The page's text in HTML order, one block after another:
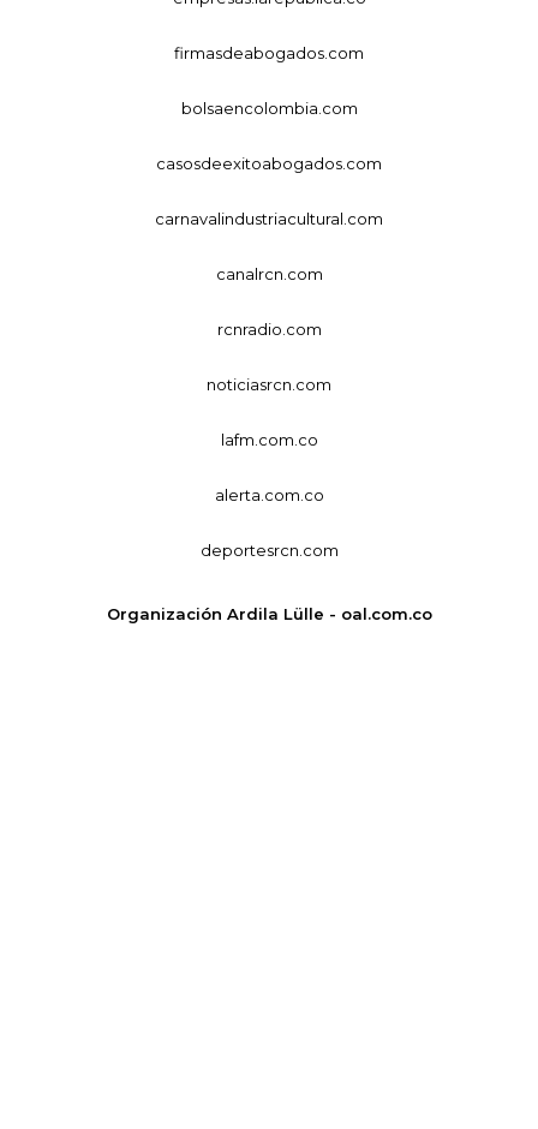
firmasdeabogados.com
bolsaencolombia.com
casosdeexitoabogados.com
carnavalindustriacultural.com
canalrcn.com
rcnradio.com
noticiasrcn.com
lafm.com.co
alerta.com.co
deportesrcn.com
Organización Ardila Lülle - oal.com.co